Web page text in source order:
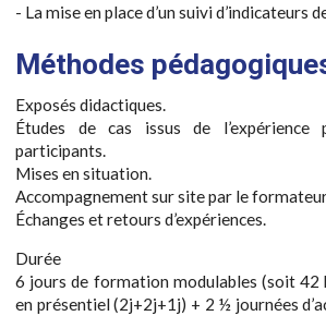
- La mise en place d’un suivi d’indicateurs
Méthodes
Exposés didactiques.
Études de cas issus de l’expérience
participants.
Mises en situation.
Accompagnement sur site par le
Échanges et retours d’expériences.
Durée
6 jours de formation modulables (soit 42
en présentiel (2j+2j+1j) + 2 ½ journées